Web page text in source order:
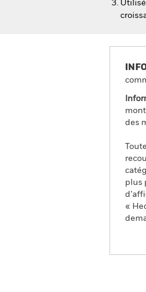
des
plus
«